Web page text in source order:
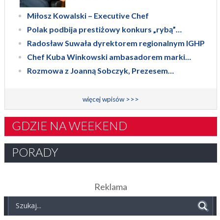
Miłosz Kowalski – Executive Chef
Polak podbija prestiżowy konkurs „rybą”…
Radosław Suwała dyrektorem regionalnym IGHP
Chef Kuba Winkowski ambasadorem marki…
Rozmowa z Joanną Sobczyk, Prezesem…
więcej wpisów >>>
GDZIE NA WEEKEND
PORADY
Reklama